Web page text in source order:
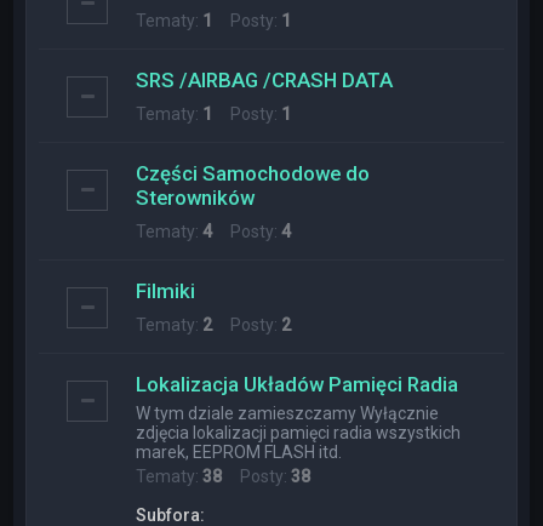
Tematy: 1 Posty: 1
SRS /AIRBAG /CRASH DATA
Tematy: 1 Posty: 1
Części Samochodowe do
Sterowników
Tematy:4Posty:4
Filmiki
Tematy: 2Posty: 2
Lokalizacja Układów Pamięci Radia
W tym dziale zamieszczamy Wyłącznie
zdjęcia lokalizacji pamięci radia wszystkich
marek, EEPROM FLASH itd.
Tematy:38 Posty:38
Subfora: